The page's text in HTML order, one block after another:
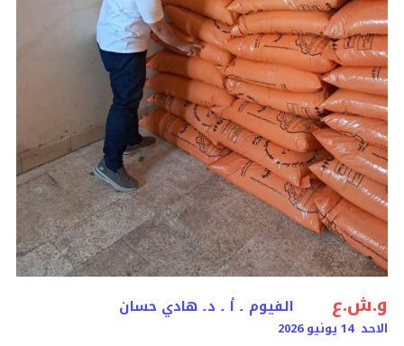
و.ش.ع الفيوم ۔ أ ۔ د۔ هادي حسان
الاحد 14 يونيو 2026